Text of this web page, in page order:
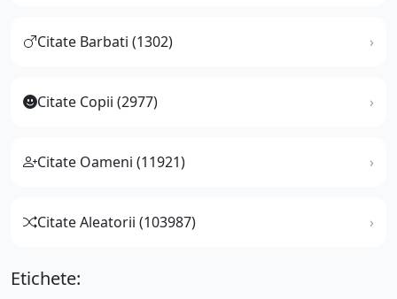
Citate Barbati (1302)
Citate Copii (2977)
Citate Oameni (11921)
Citate Aleatorii (103987)
Etichete: